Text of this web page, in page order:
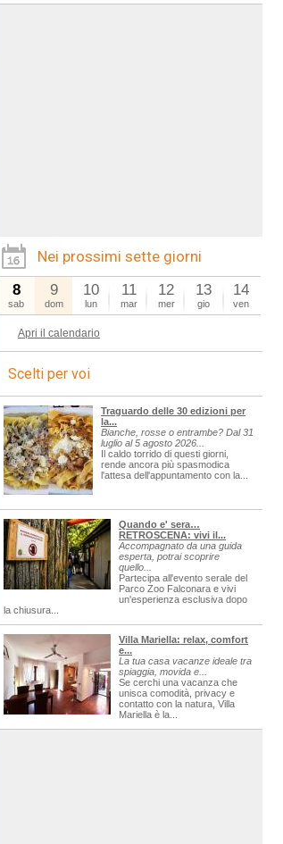
Nei prossimi sette giorni
8
sab
9
dom
10
lun
11
mar
12
mer
13
gio
14
ven
Apri il calendario
Scelti per voi
Traguardo delle 30 edizioni per
la...
Bianche, rosse o entrambe? Dal 31
luglio al 5 agosto 2026...
Il caldo torrido di questi giorni,
rende ancora più spasmodica
l'attesa dell'appuntamento con la...
Quando e' sera…
RETROSCENA: vivi il...
Accompagnato da una guida
esperta, potrai scoprire
quello...
Partecipa all'evento serale del
Parco Zoo Falconara e vivi
un'esperienza esclusiva dopo
la chiusura...
Villa Mariella: relax, comfort
e...
La tua casa vacanze ideale tra
spiaggia, movida e...
Se cerchi una vacanza che
unisca comodità, privacy e
contatto con la natura, Villa
Mariella è la...